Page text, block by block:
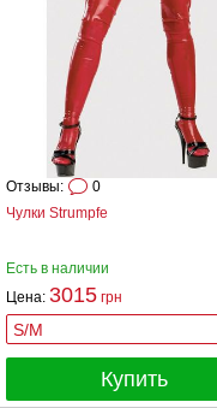
Чулки Strumpfe
Отзывы: 0
Есть в наличии
Цена: 3015 грн
Купить